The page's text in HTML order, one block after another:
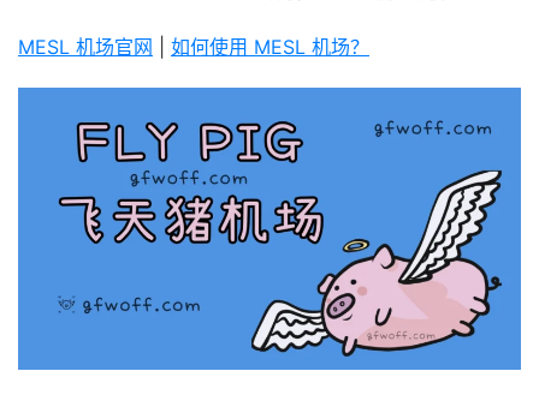
MESL 机场官网 如何使用 MESL 机场？